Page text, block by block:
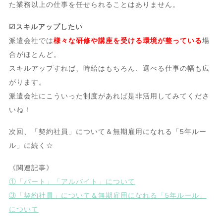
た業務以上の仕事を任せられることはありません。
☑スキルアップしたい
派遣会社では様々な研修や講座を受ける環境が整っている場
合がほとんど。
スキルアップすれば、時給はもちろん、選べる仕事の幅も広
がります。
派遣会社にこういった制度があれば是非活用してみてくださ
いね！
次回、「契約社員」について＆無期雇用になれる「5年ルー
ル」に続く☆
《関連記事》
①「パート」「アルバイト」について
③「契約社員」について＆無期雇用になれる「5年ルール」
について